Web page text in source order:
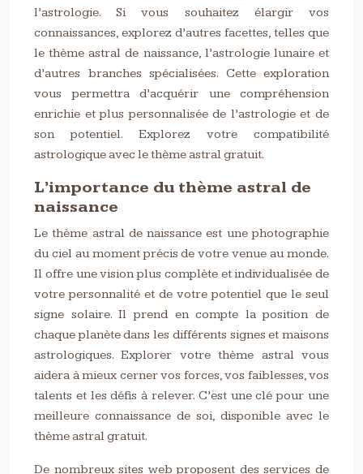
l’astrologie. Si vous souhaitez élargir vos
connaissances, explorez d’autres facettes, telles que
le thème astral de naissance, l’astrologie lunaire et
d’autres branches spécialisées. Cette exploration
vous permettra d’acquérir une compréhension
enrichie et plus personnalisée de l’astrologie et de
son potentiel. Explorez votre compatibilité
astrologique avec le thème astral gratuit.
L’importance du thème astral de
naissance
Le thème astral de naissance est une photographie
du ciel au moment précis de votre venue au monde.
Il offre une vision plus complète et individualisée de
votre personnalité et de votre potentiel que le seul
signe solaire. Il prend en compte la position de
chaque planète dans les différents signes et maisons
astrologiques. Explorer votre thème astral vous
aidera à mieux cerner vos forces, vos faiblesses, vos
talents et les défis à relever. C’est une clé pour une
meilleure connaissance de soi, disponible avec le
thème astral gratuit.
De nombreux sites web proposent des services de